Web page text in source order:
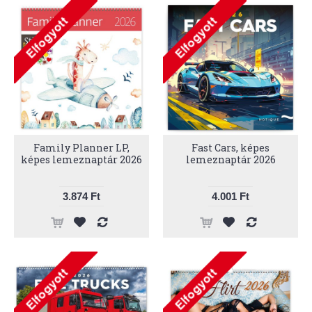
Family Planner LP,
képes lemeznaptár 2026
3.874 Ft
Fast Cars, képes
lemeznaptár 2026
4.001 Ft